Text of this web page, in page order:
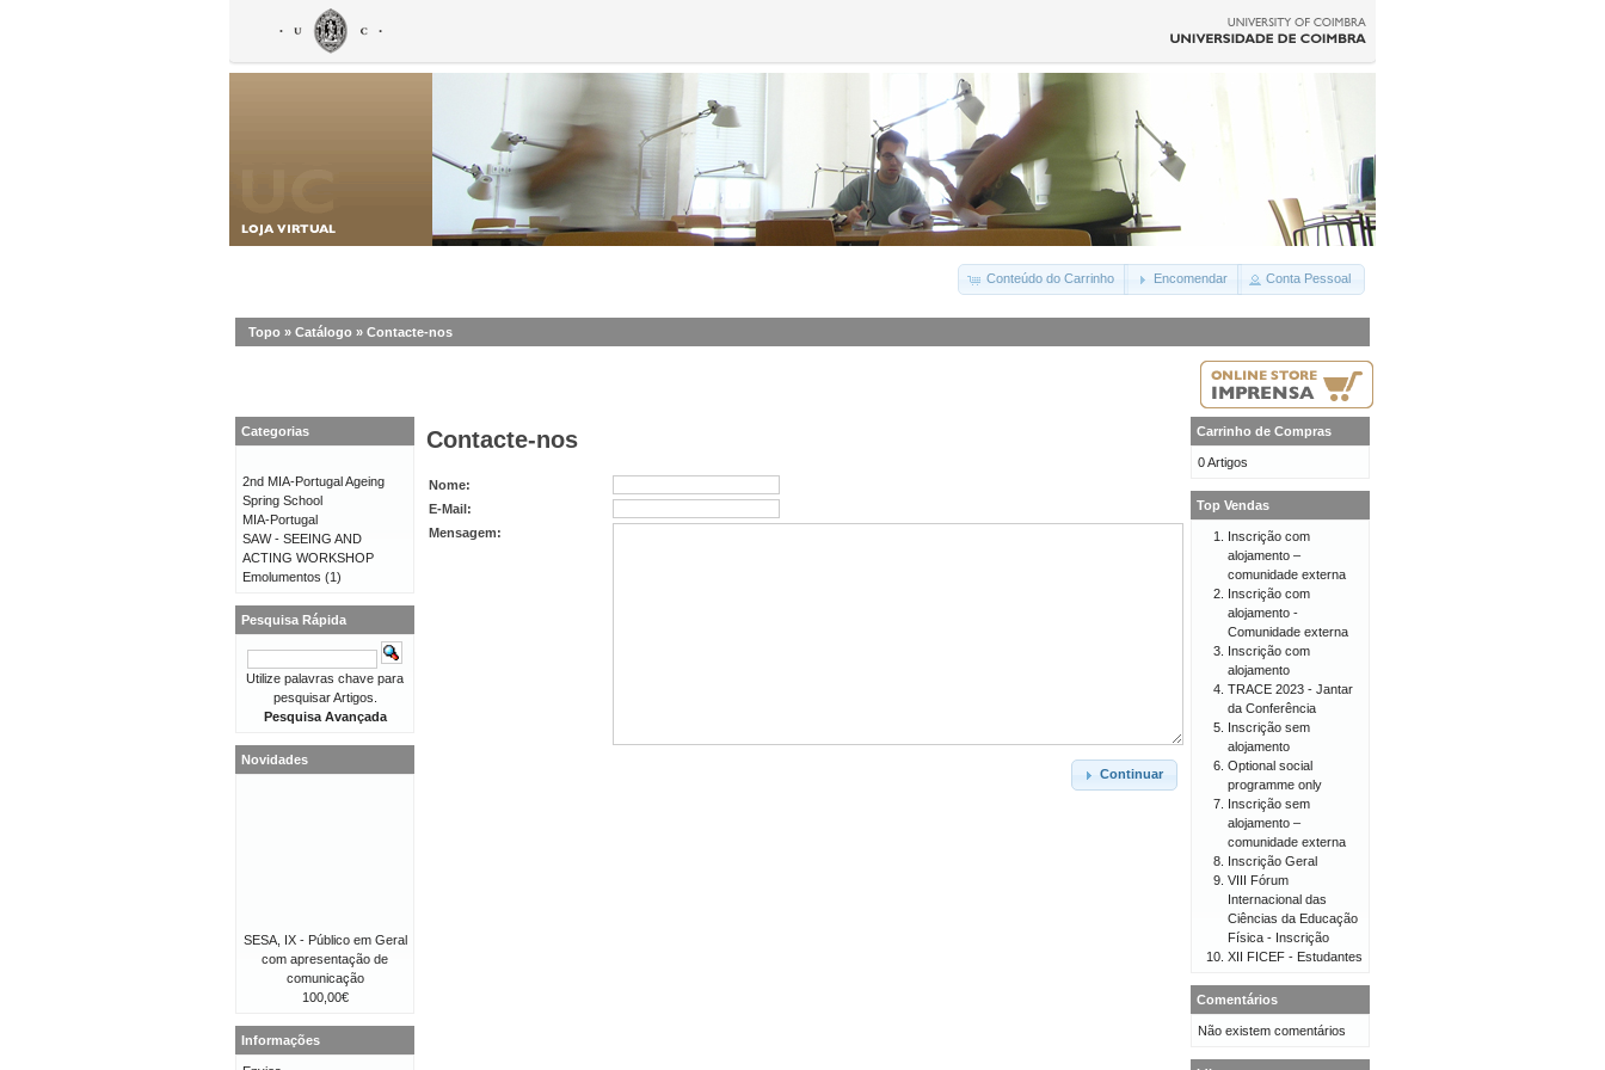
Conteúdo do Carrinho Encomendar Conta Pessoal
Topo » Catálogo » Contacte-nos
Contacte-nos
Nome:
E-Mail:
Mensagem:
Continuar
Categorias
2nd MIA-Portugal Ageing
Spring School
MIA-Portugal
SAW - SEEING AND
ACTING WORKSHOP
Emolumentos (1)
Pesquisa Rápida
Utilize palavras chave para
pesquisar Artigos.
Pesquisa Avançada
Novidades
SESA, IX - Público em Geral
com apresentação de
comunicação
100,00€
Informações
Carrinho de Compras
0 Artigos
Top Vendas
Inscrição com
alojamento –
comunidade externa
Inscrição com
alojamento -
Comunidade externa
Inscrição com
alojamento
TRACE 2023 - Jantar
da Conferência
Inscrição sem
alojamento
Optional social
programme only
Inscrição sem
alojamento –
comunidade externa
Inscrição Geral
VIII Fórum
Internacional das
Ciências da Educação
Física - Inscrição
XII FICEF - Estudantes
Comentários
Não existem comentários